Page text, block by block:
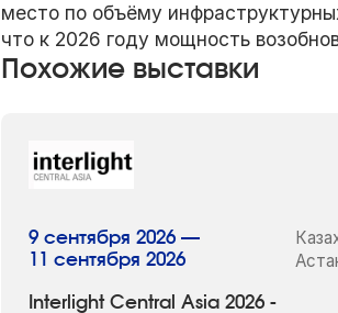
место по объёму
что к 2026 году мощность
Похожие выставки
Interlight Central Asia 2026 -
9 сентября 2026 —
11 сентября 2026